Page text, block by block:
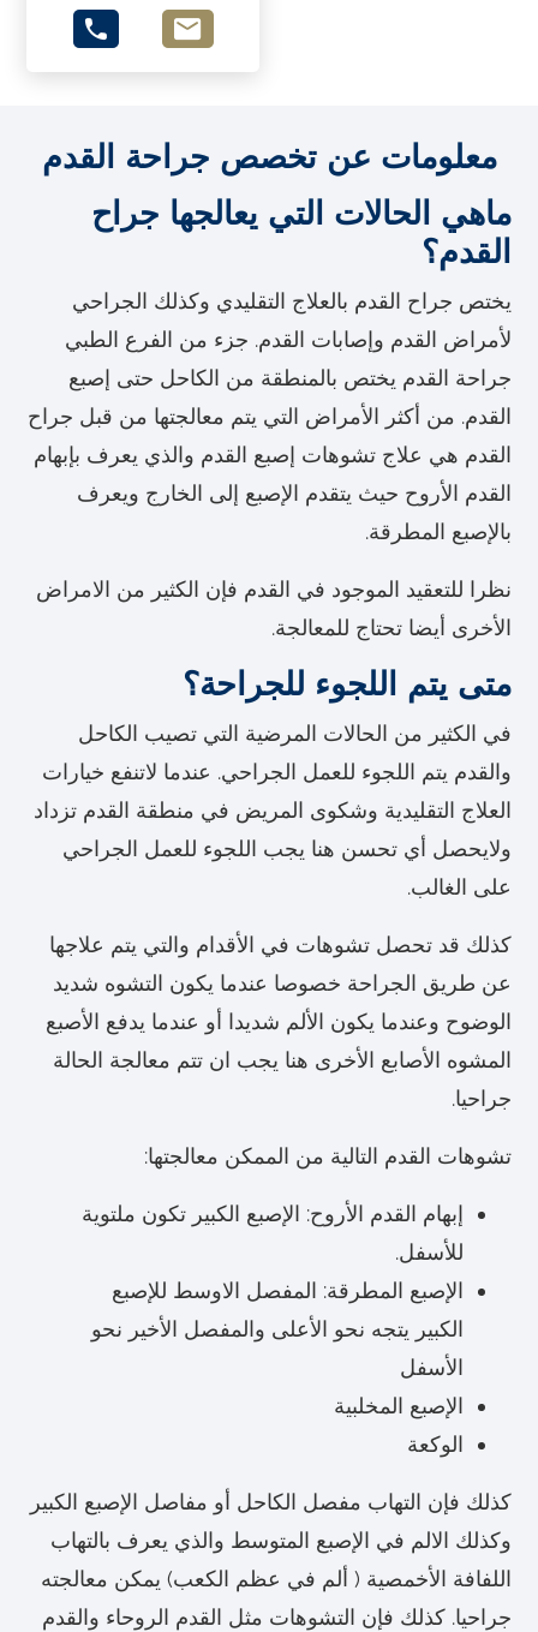
معلومات عن تخصص جراحة القدم
ماهي الحالات التي يعالجها جراح
القدم؟
يختص جراح القدم بالعلاج التقليدي وكذلك الجراحي
لأمراض القدم وإصابات القدم. جزء من الفرع الطبي
جراحة القدم يختص بالمنطقة من الكاحل حتى إصبع
القدم. من أكثر الأمراض التي يتم معالجتها من قبل جراح
القدم هي علاج تشوهات إصبع القدم والذي يعرف بإبهام
القدم الأروح حيث يتقدم الإصبع إلى الخارج ويعرف
بالإصبع المطرقة.
نظرا للتعقيد الموجود في القدم فإن الكثير من الامراض
الأخرى أيضا تحتاج للمعالجة.
متى يتم اللجوء للجراحة؟
في الكثير من الحالات المرضية التي تصيب الكاحل
والقدم يتم اللجوء للعمل الجراحي. عندما لاتنفع خيارات
العلاج التقليدية وشكوى المريض في منطقة القدم تزداد
ولايحصل أي تحسن هنا يجب اللجوء للعمل الجراحي
على الغالب.
كذلك قد تحصل تشوهات في الأقدام والتي يتم علاجها
عن طريق الجراحة خصوصا عندما يكون التشوه شديد
الوضوح وعندما يكون الألم شديدا أو عندما يدفع الأصبع
المشوه الأصابع الأخرى هنا يجب ان تتم معالجة الحالة
جراحيا.
تشوهات القدم التالية من الممكن معالجتها:
إبهام القدم الأروح: الإصبع الكبير تكون ملتوية
للأسفل.
الإصبع المطرقة: المفصل الاوسط للإصبع
الكبير يتجه نحو الأعلى والمفصل الأخير نحو
الأسفل
الإصبع المخلبية
الوكعة
كذلك فإن التهاب مفصل الكاحل أو مفاصل الإصبع الكبير
وكذلك الالم في الإصبع المتوسط والذي يعرف بالتهاب
اللفافة الأخمصية ( ألم في عظم الكعب) يمكن معالجته
جراحيا. كذلك فإن التشوهات مثل القدم الروحاء والقدم